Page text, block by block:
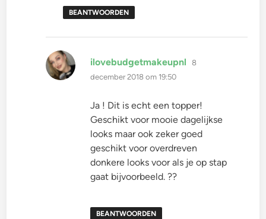
BEANTWOORDEN
ilovebudgetmakeupnl schreef:
8
december 2018 om 19:50
Ja ! Dit is echt een topper!
Geschikt voor mooie dagelijkse
looks maar ook zeker goed
geschikt voor overdreven
donkere looks voor als je op stap
gaat bijvoorbeeld. ??
BEANTWOORDEN